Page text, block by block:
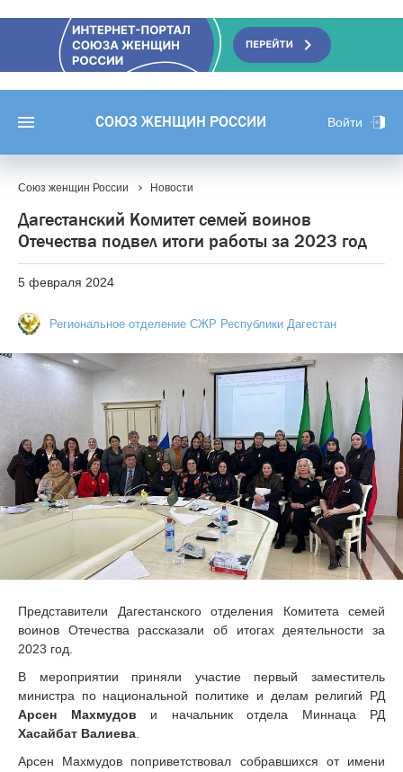
СОЮЗ ЖЕНЩИН РОССИИ Войти
Союз женщин России Новости
Дагестанский Комитет семей воинов
Отечества подвел итоги работы за 2023 год
5 февраля 2024
Региональное отделение СЖР Республики Дагестан
Представители Дагестанского отделения Комитета семей
воинов Отечества рассказали об итогах деятельности за
2023 год.
В мероприятии приняли участие первый заместитель
министра по национальной политике и делам религий РД
Арсен Махмудов и начальник отдела Миннаца РД
Хасайбат Валиева
Арсен Махмудов поприветствовал собравшихся от имени